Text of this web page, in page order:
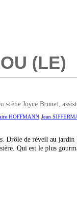
(LE)
Joyce Brunet,
HOFFMANN Jean
Drôle de réveil au
Qui est le plus